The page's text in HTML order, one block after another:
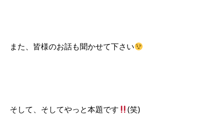
また、皆様のお話も聞かせて下さい
そして、そしてやっと本題です (笑)